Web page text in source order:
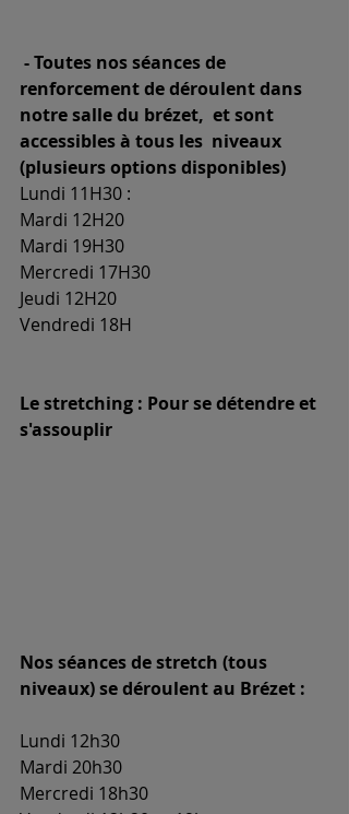
renforcement de déroulent dans
notre salle du brézet,  et sont
accessibles à tous les  niveaux
(plusieurs options disponibles)
Lundi 11H30 :
Mardi 12H20
Mardi 19H30
Mercredi 17H30
Jeudi 12H20
Vendredi 18H
Le stretching : Pour se détendre et
s'assouplir
Nos séances de stretch (tous
niveaux) se déroulent au Brézet :
Lundi 12h30
Mardi 20h30
Mercredi 18h30